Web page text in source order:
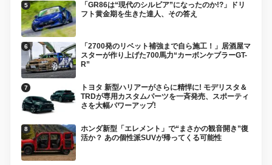
「GR86は“現代のシルビア”になったのか!?」ドリ
フト黄金期を生きた達人、その答え
「2700発のリベット補強まで自ら施工！」居酒屋マ
スターが作り上げた700馬力“カーボンケブラーGT-
R”
トヨタ 新型ハリアーがさらに精悍に! モデリスタ＆
TRDが専用カスタムパーツを一斉発売、スポーティ
さを大幅パワーアップ!
ホンダ新型「エレメント」で“まさかの観音開き”復
活か？ あの個性派SUVが帰ってくる可能性